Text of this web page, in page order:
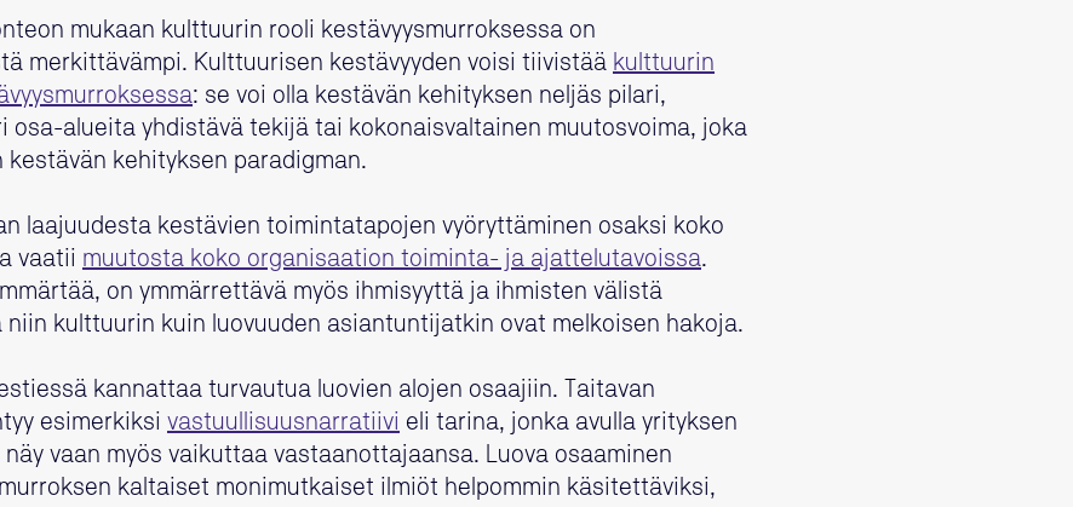
mukaan kulttuurin rooli kestävyysmurroksessa on
merkittävämpi. Kulttuurisen kestävyyden voisi tiivistää kulttuurin
: se voi olla kestävän kehityksen neljäs pilari,
osa-alueita yhdistävä tekijä tai kokonaisvaltainen muutosvoima, joka
kehityksen paradigman.
laajuudesta kestävien toimintatapojen vyöryttäminen osaksi koko
vaatii muutosta koko organisaation toiminta- ja ajattelutavoissa.
on ymmärrettävä myös ihmisyyttä ja ihmisten välistä
niin kulttuurin kuin luovuuden asiantuntijatkin ovat melkoisen hakoja.
kannattaa turvautua luovien alojen osaajiin. Taitavan
esimerkiksi vastuullisuusnarratiivi eli tarina, jonka avulla yrityksen
vaan myös vaikuttaa vastaanottajaansa. Luova osaaminen
kaltaiset monimutkaiset ilmiöt helpommin käsitettäviksi,